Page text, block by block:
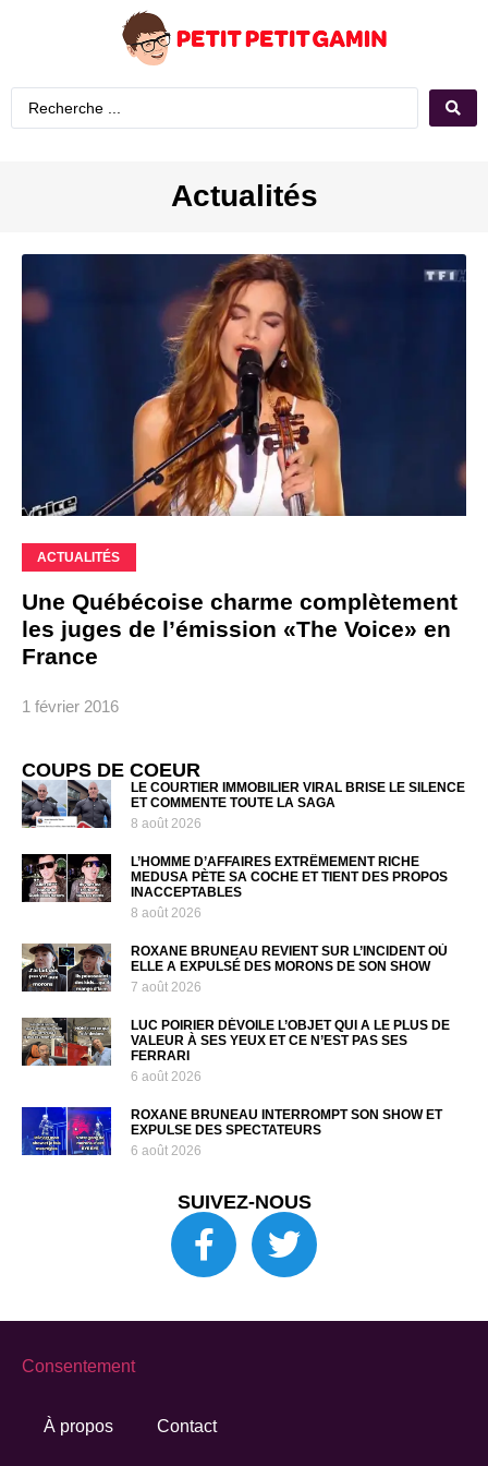
Actualités
ACTUALITÉS
Une Québécoise charme complètement
les juges de l’émission «The Voice» en
France
1 février 2016
COUPS DE COEUR
LE COURTIER IMMOBILIER VIRAL BRISE LE SILENCE
ET COMMENTE TOUTE LA SAGA
8 août 2026
L’HOMME D’AFFAIRES EXTRÊMEMENT RICHE
MEDUSA PÈTE SA COCHE ET TIENT DES PROPOS
INACCEPTABLES
8 août 2026
ROXANE BRUNEAU REVIENT SUR L’INCIDENT OÙ
ELLE A EXPULSÉ DES MORONS DE SON SHOW
7 août 2026
LUC POIRIER DÉVOILE L’OBJET QUI A LE PLUS DE
VALEUR À SES YEUX ET CE N’EST PAS SES
FERRARI
6 août 2026
ROXANE BRUNEAU INTERROMPT SON SHOW ET
EXPULSE DES SPECTATEURS
6 août 2026
SUIVEZ-NOUS
À propos Contact
Consentement